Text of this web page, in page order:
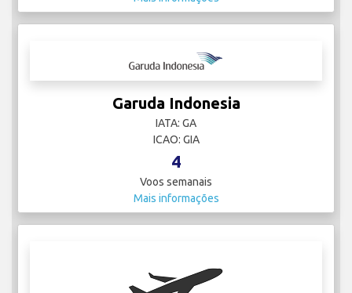
Garuda Indonesia
IATA: GA
ICAO: GIA
4
Voos semanais
Mais informações